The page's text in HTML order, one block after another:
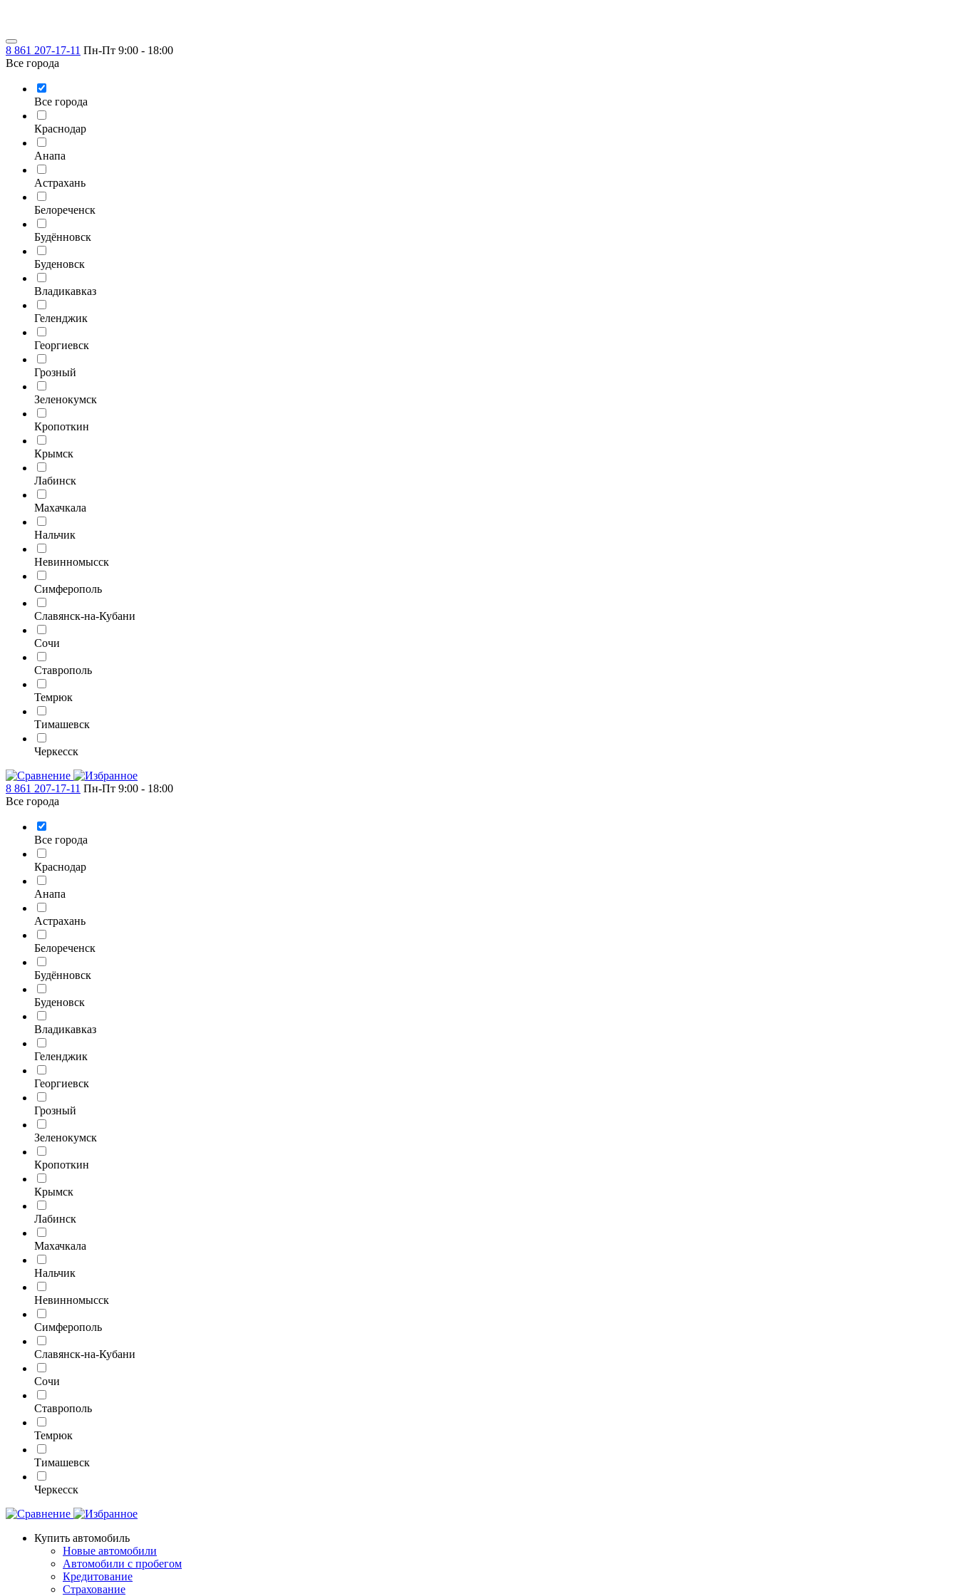
8 861 207-17-11 Пн-Пт 9:00 - 18:00
Все города
Все города
Краснодар
Анапа
Астрахань
Белореченск
Будённовск
Буденовск
Владикавказ
Геленджик
Георгиевск
Грозный
Зеленокумск
Кропоткин
Крымск
Лабинск
Махачкала
Нальчик
Невинномысск
Симферополь
Славянск-на-Кубани
Сочи
Ставрополь
Темрюк
Тимашевск
Черкесск
8 861 207-17-11 Пн-Пт 9:00 - 18:00
Все города
Все города
Краснодар
Анапа
Астрахань
Белореченск
Будённовск
Буденовск
Владикавказ
Геленджик
Георгиевск
Грозный
Зеленокумск
Кропоткин
Крымск
Лабинск
Махачкала
Нальчик
Невинномысск
Симферополь
Славянск-на-Кубани
Сочи
Ставрополь
Темрюк
Тимашевск
Черкесск
Купить автомобиль
Новые автомобили
Автомобили с пробегом
Кредитование
Страхование